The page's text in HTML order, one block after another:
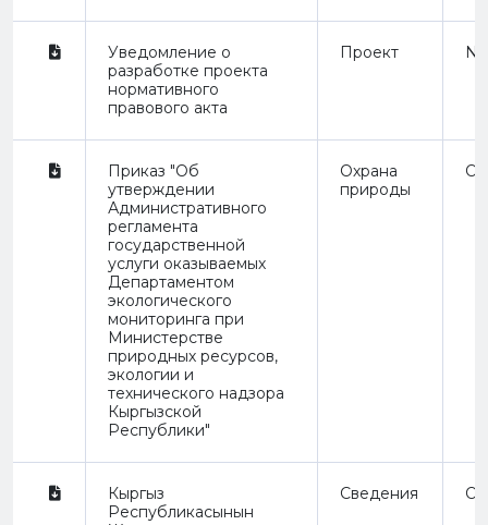
Уведомление о
разработке проекта
нормативного
правового акта
Проект
Приказ "Об
утверждении
Административного
регламента
государственной
услуги оказываемых
Департаментом
экологического
мониторинга при
Министерстве
природных ресурсов,
экологии и
технического надзора
Кыргызской
Республики"
Охрана
природы
Кыргыз
Республикасынын
Сведения